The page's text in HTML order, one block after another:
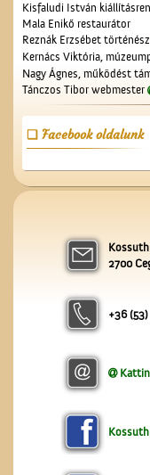
Kisfaludi István
Mala Enikő restaurátor
Reznák Erzsébet történész
Kernács Viktória,
Nagy Ágnes, működést
Tánczos Tibor webmester
Facebook oldalunk
2700
+36